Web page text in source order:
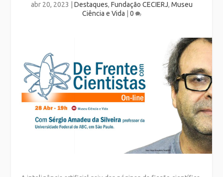
abr 20, 2023 Destaques, Fundação CECIERJ, Museu
Ciência e Vida
0